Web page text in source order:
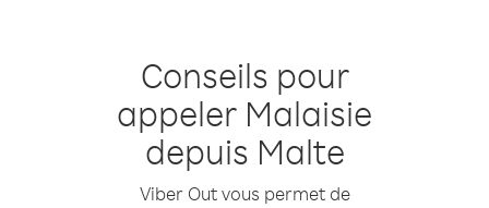
Conseils pour
appeler Malaisie
depuis Malte
Viber Out vous permet de